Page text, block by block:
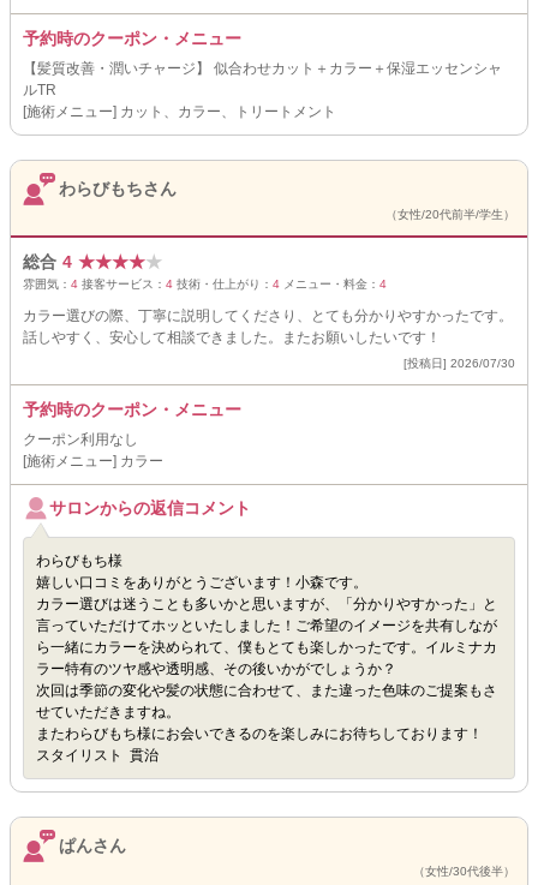
予約時のクーポン・メニュー
【髪質改善・潤いチャージ】 似合わせカット＋カラー＋保湿エッセンシャ
ルTR
[施術メニュー] カット、カラー、トリートメント
わらびもちさん
（女性/20代前半/学生）
総合 4 ★★★★★
雰囲気： 4 接客サービス： 4 技術・仕上がり： 4 メニュー・料金： 4
カラー選びの際、丁寧に説明してくださり、とても分かりやすかったです。
話しやすく、安心して相談できました。またお願いしたいです！
[投稿日] 2026/07/30
予約時のクーポン・メニュー
クーポン利用なし
[施術メニュー] カラー
サロンからの返信コメント
わらびもち様
嬉しい口コミをありがとうございます！小森です。
カラー選びは迷うことも多いかと思いますが、「分かりやすかった」と
言っていただけてホッといたしました！ご希望のイメージを共有しなが
ら一緒にカラーを決められて、僕もとても楽しかったです。イルミナカ
ラー特有のツヤ感や透明感、その後いかがでしょうか？
次回は季節の変化や髪の状態に合わせて、また違った色味のご提案もさ
せていただきますね。
またわらびもち様にお会いできるのを楽しみにお待ちしております！
スタイリスト 貫治
ぱんさん
（女性/30代後半）